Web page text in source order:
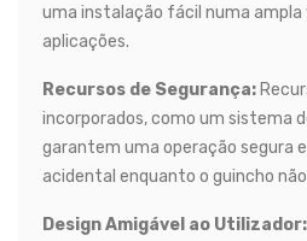
uma instalação fácil numa ampla
aplicações.
Recursos de Segurança:
incorporados, como um sistema
garantem uma operação segura
acidental enquanto o guincho
Design Amigável ao Utilizador: